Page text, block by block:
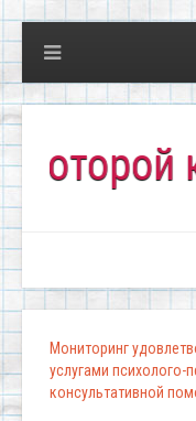
Мониторинг
услугами психолого-
консультативной